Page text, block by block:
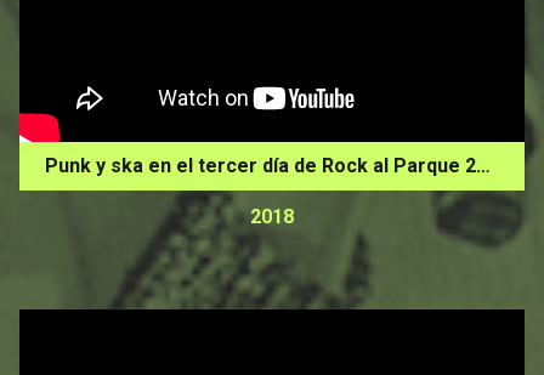
Punk y ska en el tercer día de Rock al Parque 2018
2018